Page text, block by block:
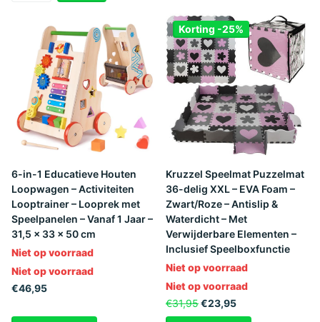
6-in-1 Educatieve Houten
Loopwagen – Activiteiten
Looptrainer – Looprek met
Speelpanelen – Vanaf 1 Jaar –
31,5 x 33 x 50 cm
Niet op voorraad
Niet op voorraad
€46,95
Korting -25%
Kruzzel Speelmat Puzzelmat
36-delig XXL – EVA Foam –
Zwart/Roze – Antislip &
Waterdicht – Met
Verwijderbare Elementen –
Inclusief Speelboxfunctie
Niet op voorraad
Niet op voorraad
€31,95€23,95